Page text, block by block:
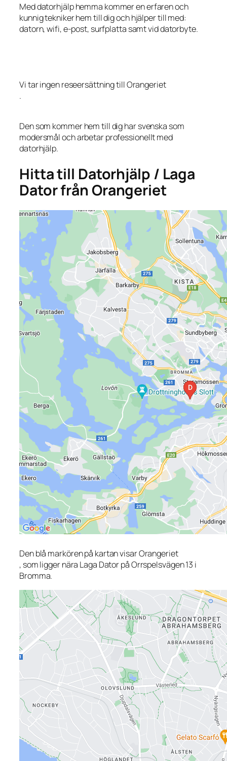
Med datorhjälp hemma kommer en erfaren och
kunnig tekniker hem till dig och hjälper till med:
datorn, wifi, e-post, surfplatta samt vid datorbyte.
Vi tar ingen reseersättning till Orangeriet
.
Den som kommer hem till dig har svenska som
modersmål och arbetar professionellt med
datorhjälp.
Hitta till Datorhjälp / Laga
Dator från Orangeriet
Den blå markören på kartan visar Orangeriet
, som ligger nära Laga Dator på Orrspelsvägen 13 i
Bromma.